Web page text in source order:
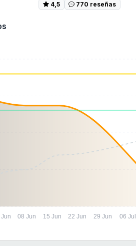
4,5 770 reseñas
08 Jun 15 Jun 22 Jun 29 Jun 06 Jul